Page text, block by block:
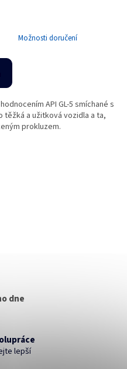
Možnosti doručení
API GL-5 smíchané s
těžká a užitková vozidla a ta,
prokluzem.
dne
lepší